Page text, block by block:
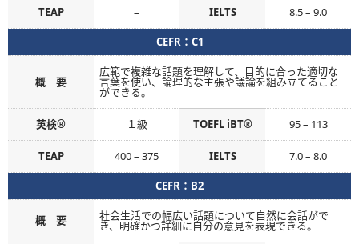
TEAP – IELTS 8.5 – 9.0
CEFR：C1
概 要
広範で複雑な話題を理解して、目的に合った適切な
言葉を使い、論理的な主張や議論を組み立てること
ができる。
英検® １級 TOEFL iBT® 95 – 113
TEAP 400 – 375 IELTS 7.0 – 8.0
CEFR：B2
概 要 社会生活での幅広い話題について自然に会話がで
き、明確かつ詳細に自分の意見を表現できる。